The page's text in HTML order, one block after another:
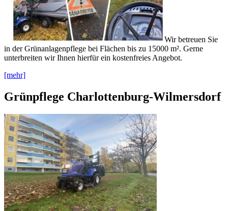
Wir betreuen Sie
in der Grünanlagenpflege bei Flächen bis zu 15000 m². Gerne
unterbreiten wir Ihnen hierfür ein kostenfreies Angebot.
[mehr]
Grünpflege Charlottenburg-Wilmersdorf